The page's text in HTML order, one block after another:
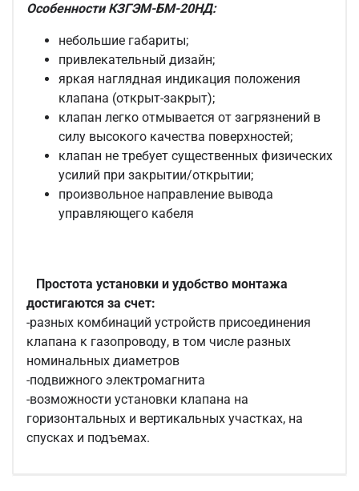
Особенности КЗГЭМ-БМ-20НД:
небольшие габариты;
привлекательный дизайн;
яркая наглядная индикация положения
клапана (открыт-закрыт);
клапан легко отмывается от загрязнений в
силу высокого качества поверхностей;
клапан не требует существенных физических
усилий при закрытии/открытии;
произвольное направление вывода
управляющего кабеля
Простота установки и удобство монтажа
достигаются за счет:
-разных комбинаций устройств присоединения
клапана к газопроводу, в том числе разных
номинальных диаметров
-подвижного электромагнита
-возможности установки клапана на
горизонтальных и вертикальных участках, на
спусках и подъемах.